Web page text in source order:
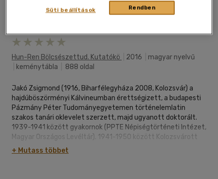
Hun-Ren Bölcsészettud. Kutatókö 2016
magyar nyelvű
keménytábla 888 oldal
Jakó Zsigmond (1916, Biharfélegyháza 2008, Kolozsvár) a
hajdúböszörményi Kálvineumban érettségizett, a budapesti
Pázmány Péter Tudományegyetemen történelemlatin
szakos tanári oklevelet szerzett, majd ugyanott doktorált.
1939-1941 között gyakornok (PPTE Népiségtörténeti Intézet,
Magyar Országos Levéltár). 1941-1950 között Kolozsvárott
az Erdélyi Nemzeti Múzeum Levéltárának őre, majd utolsó
igazgatója. 1942-től vett részt a kolozsvári egyetemi
+ Mutass többet
Rendben
Süti beállítások